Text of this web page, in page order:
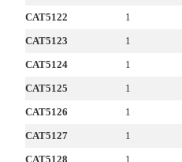
CAT5122
1
CAT5123
1
CAT5124
1
CAT5125
1
CAT5126
1
CAT5127
1
CAT5128
1